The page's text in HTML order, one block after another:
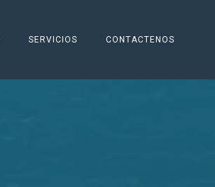
SERVICIOS CONTACTENOS